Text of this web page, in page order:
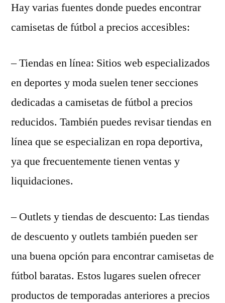
Hay varias fuentes donde puedes encontrar
camisetas de fútbol a precios accesibles:
– Tiendas en línea: Sitios web especializados
en deportes y moda suelen tener secciones
dedicadas a camisetas de fútbol a precios
reducidos. También puedes revisar tiendas en
línea que se especializan en ropa deportiva,
ya que frecuentemente tienen ventas y
liquidaciones.
– Outlets y tiendas de descuento: Las tiendas
de descuento y outlets también pueden ser
una buena opción para encontrar camisetas de
fútbol baratas. Estos lugares suelen ofrecer
productos de temporadas anteriores a precios